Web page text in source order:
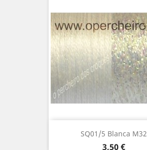
SQ01/5 Blanca M32
Precio
3,50 €